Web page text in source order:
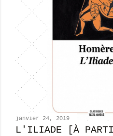
r
c
m
n
t
janvier 24, 2019
L'ILIADE [À